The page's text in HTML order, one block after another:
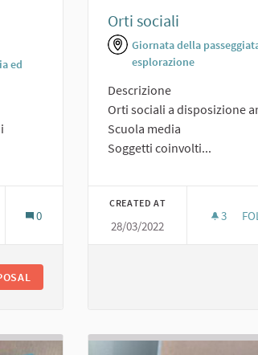
ed
DI OGGETTI SPORTIVI
0
PISTA DI ATLETICA E RIVENDITA DI
Orti sociali
Giornata della
esplorazione
Descrizione
Orti sociali a disposizione
Scuola media
Soggetti coinvolti...
CREATED AT
28/03/2022
3 3